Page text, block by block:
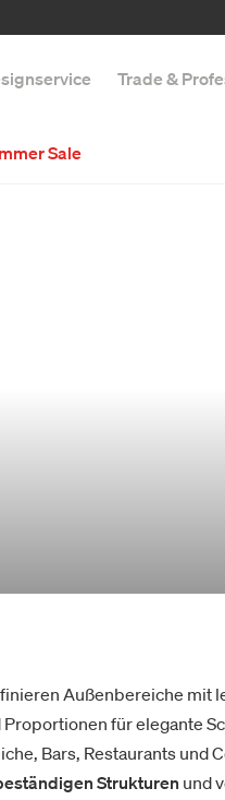
Trade &
Sale
Außenbereiche mit
für elegante
Bars, Restaurants und
Strukturen und